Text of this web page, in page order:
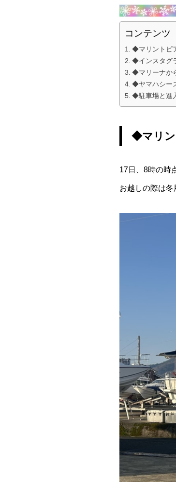
コンテンツ
◆マリントピ
◆インスタグ
◆マリーナか
◆ヤマハシー
◆駐車場と進
◆マリン
17日、8時の時
お越しの際は冬